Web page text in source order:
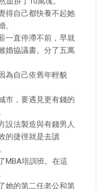
得自己都快養不起她
一直停滯不前，早就
婚協議書。分了五萬
為自己依舊年輕貌
市，要遇見更有錢的
設法製造與有錢男人
的捷徑就是去讀
MBA培訓班。在這
她的第二任老公和第